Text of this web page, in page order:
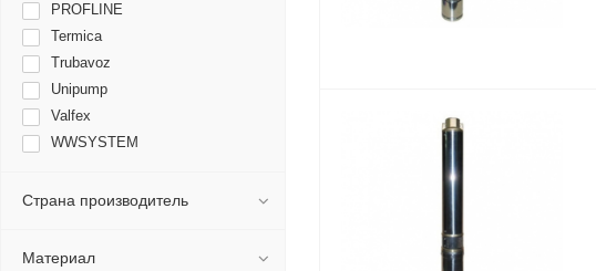
PROFLINE
Termica
Trubavoz
Unipump
Valfex
WWSYSTEM
Джилекс
Страна производитель
Материал